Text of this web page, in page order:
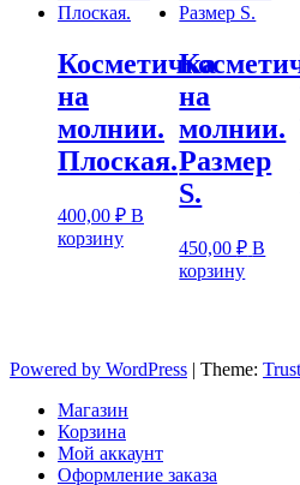
Косметичка
на
молнии.
Плоская.
400,00 ₽ В
корзину
на
молнии.
Размер
S.
450,00₽ В
корзину
Powered by WordPress | Theme:
Магазин
Корзина
Мой аккаунт
Оформление заказа